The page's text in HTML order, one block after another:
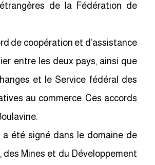
de la Fédération de
de coopération et d’assistance
entre les deux pays, ainsi que
et le Service fédéral des
au commerce. Ces accords
a été signé dans le domaine de
des Mines et du Développement